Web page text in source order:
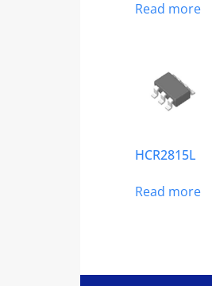
Read more
HCR2815L
Read more